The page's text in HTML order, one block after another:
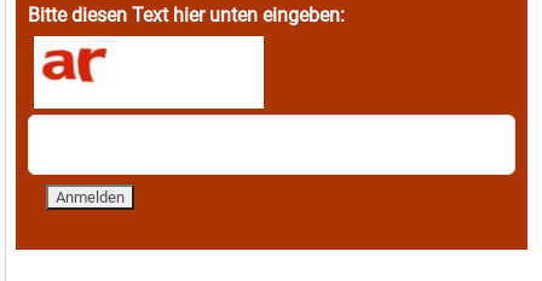
Bitte diesen Text hier unten eingeben: